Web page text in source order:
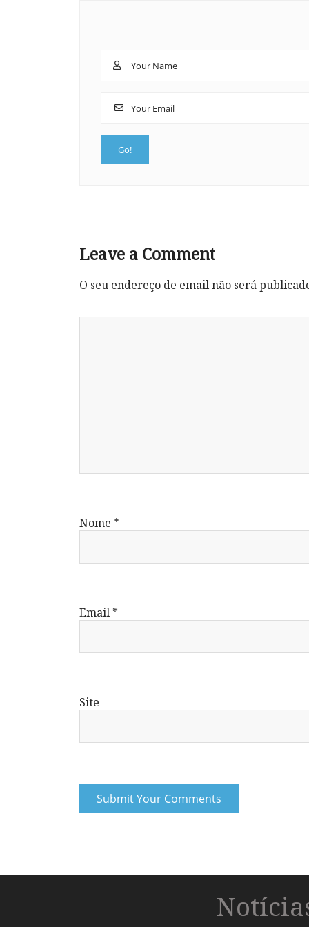
Leave a Comment
O seu endereço de email não será
Nome *
Email *
Site